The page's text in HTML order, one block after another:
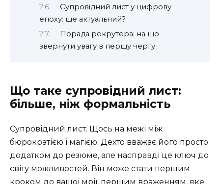
Супровідний лист у цифрову
епоху: ще актуальний?
Порада рекрутера: на що
звернути увагу в першу чергу
Що таке супровідний лист:
більше, ніж формальність
Супровідний лист. Щось на межі між
бюрократією і магією. Дехто вважає його просто
додатком до резюме, але насправді це ключ до
світу можливостей. Він може стати першим
кроком до вашої мрії, першим враженням, яке